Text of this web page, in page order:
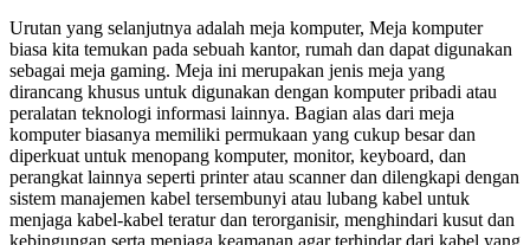
Urutan yang selanjutnya adalah meja komputer, Meja komputer
biasa kita temukan pada sebuah kantor, rumah dan dapat digunakan
sebagai meja gaming. Meja ini merupakan jenis meja yang
dirancang khusus untuk digunakan dengan komputer pribadi atau
peralatan teknologi informasi lainnya. Bagian alas dari meja
komputer biasanya memiliki permukaan yang cukup besar dan
diperkuat untuk menopang komputer, monitor, keyboard, dan
perangkat lainnya seperti printer atau scanner dan dilengkapi dengan
sistem manajemen kabel tersembunyi atau lubang kabel untuk
menjaga kabel-kabel teratur dan terorganisir, menghindari kusut dan
kebingungan serta menjaga keamanan agar terhindar dari kabel yang